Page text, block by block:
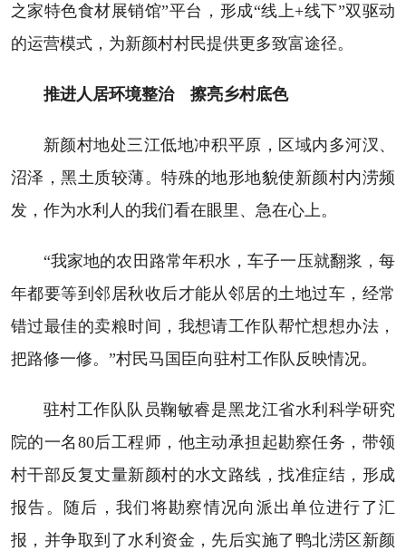
之家特色食材展销馆”平台，形成“线上+线下”双驱动
的运营模式，为新颜村村民提供更多致富途径。
推进人居环境整治 擦亮乡村底色
新颜村地处三江低地冲积平原，区域内多河汊、
沼泽，黑土质较薄。特殊的地形地貌使新颜村内涝频
发，作为水利人的我们看在眼里、急在心上。
“我家地的农田路常年积水，车子一压就翻浆，每
年都要等到邻居秋收后才能从邻居的土地过车，经常
错过最佳的卖粮时间，我想请工作队帮忙想想办法，
把路修一修。”村民马国臣向驻村工作队反映情况。
驻村工作队队员鞠敏睿是黑龙江省水利科学研究
院的一名80后工程师，他主动承担起勘察任务，带领
村干部反复丈量新颜村的水文路线，找准症结，形成
报告。随后，我们将勘察情况向派出单位进行了汇
报，并争取到了水利资金，先后实施了鸭北涝区新颜